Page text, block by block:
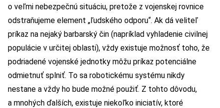
o veľmi nebezpečnú situáciu, pretože z vojenskej rovnice
odstraňujeme element „ľudského odporu“. Ak dá veliteľ
príkaz na nejaký barbarský čin (napríklad vyhladenie civilnej
populácie v určitej oblasti), vždy existuje možnosť toho, že
podriadené vojenské jednotky môžu príkaz potenciálne
odmietnuť splniť. To sa robotickému systému nikdy
nestane a vždy ho bude možné použiť. Z tohto dôvodu,
a mnohých ďalších, existuje niekoľko iniciatív, ktoré